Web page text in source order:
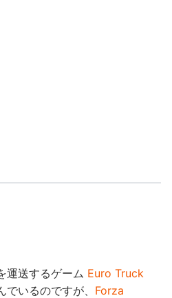
運送するゲーム Euro Truck
でいるのですが、 Forza